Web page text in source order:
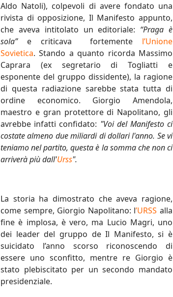
Aldo Natoli), colpevoli di avere fondato una
rivista di opposizione, Il Manifesto appunto,
che aveva intitolato un editoriale: “Praga è
sola”e criticava fortemente l’Unione
Sovietica. Stando a quanto ricorda Massimo
Caprara (ex segretario di Togliatti e
esponente del gruppo dissidente), la ragione
di questa radiazione sarebbe stata tutta di
ordine economico. Giorgio Amendola,
maestro e gran protettore di Napolitano, gli
avrebbe infatti confidato: "Voi del Manifesto ci
costate almeno due miliardi di dollari l'anno. Se vi
teniamo nel partito, questa è la somma che non ci
arriverà più dall'Urss".
La storia ha dimostrato che aveva ragione,
come sempre, Giorgio Napolitano: l’URSS alla
fine è implosa, è vero, ma Lucio Magri, uno
dei leader del gruppo de Il Manifesto, si è
suicidato l’anno scorso riconoscendo di
essere uno sconfitto, mentre re Giorgio è
stato plebiscitato per un secondo mandato
presidenziale.